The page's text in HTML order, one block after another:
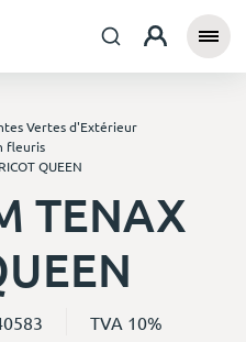
Vertes d'Extérieur
fleuris
QUEEN
TENAX
TVA 10%